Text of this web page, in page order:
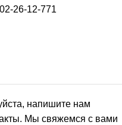
26-12-771
напишите нам
Мы свяжемся с вами